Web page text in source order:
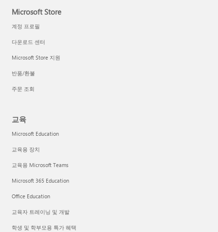
Microsoft Store
계정 프로필
다운로드 센터
Microsoft Store 지원
반품/환불
주문 조회
교육
Microsoft Education
교육용 장치
교육용 Microsoft Teams
Microsoft 365 Education
Office Education
교육자 트레이닝 및 개발
학생 및 학부모용 특가 혜택